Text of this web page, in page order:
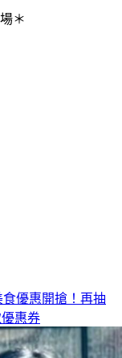
＊
食優惠開搶！再抽
惠券